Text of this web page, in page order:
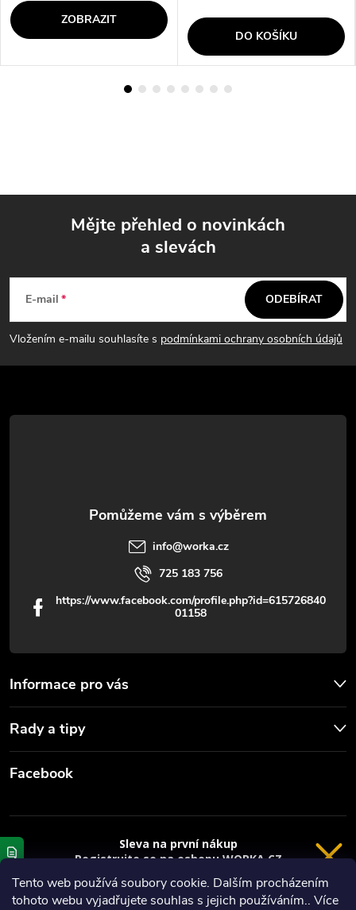
Tento web používá soubory cookie. Dalším procházením
tohoto webu vyjadřujete souhlas s jejich používáním.. Více
ZOBRAZIT
DO KOŠÍKU
p
t
Mějte přehled o novinkách
a slevách
E-mail
Vložením e-mailu souhlasíte s podmínkami ochrany osobních údajů
ODEBÍRAT
Informace pro vás
Rady a tipy
info@worka.cz
725 183 756
https://www.facebook.com/profile.php?id=615726840
01158
Facebook
Sleva na první nákup
Registrujte se na eshopu WORKA.CZ
sleva 100 Kč* na nákup je Vaše.
Registrace